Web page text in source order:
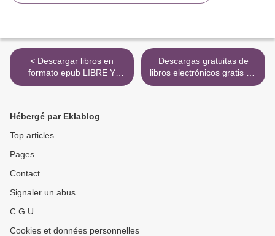
< Descargar libros en
formato epub LIBRE Y
SALVAJE: LA GRAN
IGNACIO DEAN
Descargas gratuitas de
libros electrónicos gratis EL
VIGILANT EN EL CAMP DE
Hébergé par Eklablog
Top articles
Pages
Contact
Signaler un abus
C.G.U.
Cookies et données personnelles